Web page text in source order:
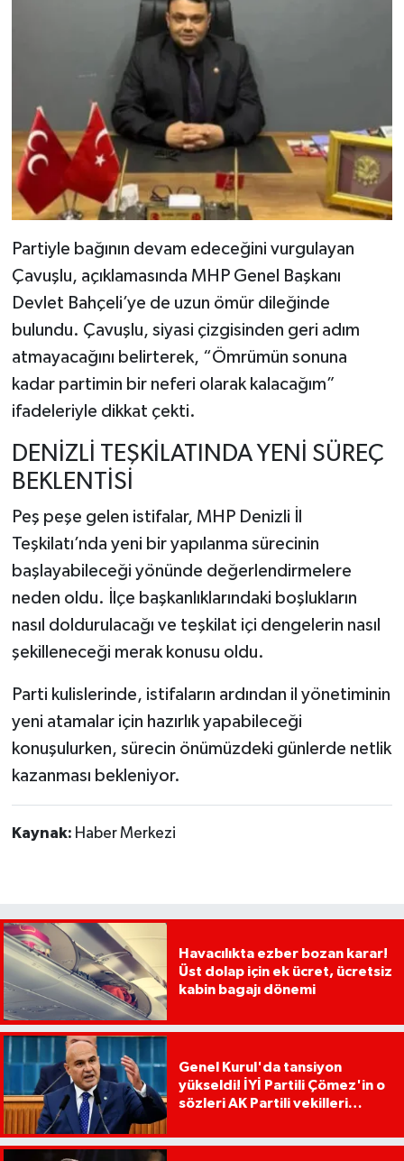
Partiyle bağının devam edeceğini vurgulayan
Çavuşlu, açıklamasında MHP Genel Başkanı
Devlet Bahçeli’ye de uzun ömür dileğinde
bulundu. Çavuşlu, siyasi çizgisinden geri adım
atmayacağını belirterek, “Ömrümün sonuna
kadar partimin bir neferi olarak kalacağım”
ifadeleriyle dikkat çekti.
DENİZLİ TEŞKİLATINDA YENİ SÜREÇ
BEKLENTİSİ
Peş peşe gelen istifalar, MHP Denizli İl
Teşkilatı’nda yeni bir yapılanma sürecinin
başlayabileceği yönünde değerlendirmelere
neden oldu. İlçe başkanlıklarındaki boşlukların
nasıl doldurulacağı ve teşkilat içi dengelerin nasıl
şekilleneceği merak konusu oldu.
Parti kulislerinde, istifaların ardından il yönetiminin
yeni atamalar için hazırlık yapabileceği
konuşulurken, sürecin önümüzdeki günlerde netlik
kazanması bekleniyor.
Kaynak: Haber Merkezi
Havacılıkta ezber bozan karar!
Üst dolap için ek ücret, ücretsiz
kabin bagajı dönemi
Genel Kurul'da tansiyon
yükseldi! İYİ Partili Çömez'in o
sözleri AK Partili vekilleri